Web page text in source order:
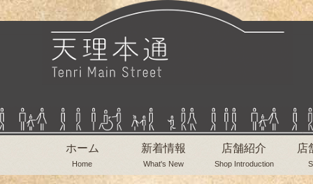
ホーム
Home
新着情報
What's New
店舗紹介
Shop Introduction
店